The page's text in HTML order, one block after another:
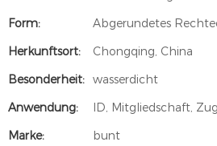
Form:
Abgerundetes
Herkunftsort:
Chongqing, China
Besonderheit: wasserdicht
Anwendung:
ID, Mitgliedschaft,
Marke:
bunt